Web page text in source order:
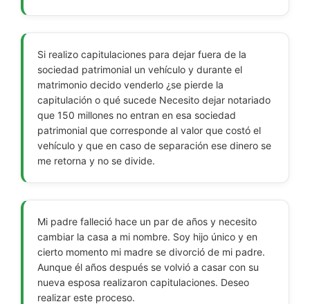
Si realizo capitulaciones para dejar fuera de la
sociedad patrimonial un vehículo y durante el
matrimonio decido venderlo ¿se pierde la
capitulación o qué sucede Necesito dejar notariado
que 150 millones no entran en esa sociedad
patrimonial que corresponde al valor que costó el
vehículo y que en caso de separación ese dinero se
me retorna y no se divide.
Mi padre falleció hace un par de años y necesito
cambiar la casa a mi nombre. Soy hijo único y en
cierto momento mi madre se divorció de mi padre.
Aunque él años después se volvió a casar con su
nueva esposa realizaron capitulaciones. Deseo
realizar este proceso.